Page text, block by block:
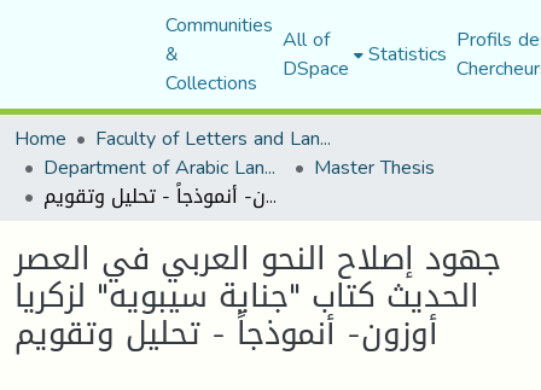
Communities
&
Collections
All of
DSpace Statistics Profils
Home
Faculty of Letters and Languages
Department of Arabic Language and Literature Master Thesis
جهود إصلاح النحو العربي في العصر الحديث كتاب "جناية سيبويه" لزكريا أوزون- أنموذجاً - تحليل وتقويم
جهود إصلاح النحو العربي في العصر
الحديث كتاب "جناية سيبويه" لزكريا
أوزون- أنموذجاً - تحليل وتقويم